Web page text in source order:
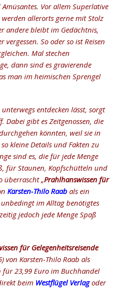
Vor allem Superlative
allerorts gerne mit Stolz
andere bleibt im Gedächtnis,
vergessen. So oder so ist Reisen
Mal stechen
dann sind es gravierende
man im heimischen Sprengel
entdecken lässt, sorgt
Dabei gibt es Zeitgenossen, die
könnten, weil sie in
kleine Details und Fakten zu
sind es, die für jede Menge
für Staunen, Kopfschütteln und
überrascht „Prahlhanswissen für
Karsten-Thilo Raab als ein
im Alltag benötigtes
jedoch jede Menge Spaß
für Gelegenheitsreisende
von Karsten-Thilo Raab als
für 23,99 Euro im Buchhandel
beim Westflügel Verlag oder